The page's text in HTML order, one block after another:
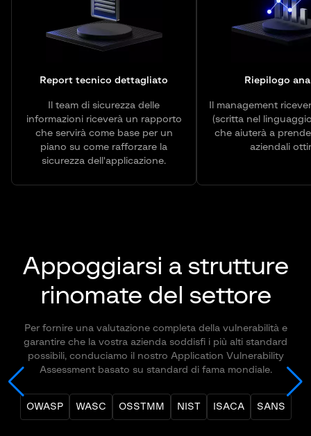
Report tecnico dettagliato
Il team di sicurezza delle
informazioni riceverà un rapporto
che servirà come base per un
piano su come rafforzare la
sicurezza dell'applicazione.
Riepilogo
Il management
(scritta nel
che aiuterà a
aziendali
Appoggiarsi a strutture
rinomate del settore
Per fornire una valutazione completa della vulnerabilità e
garantire che la vostra azienda soddisfi i più alti standard
possibili, conduciamo il nostro Application Vulnerability
Assessment basato su standard di fama mondiale.
OWASP WASC OSSTMM NIST ISACA SANS